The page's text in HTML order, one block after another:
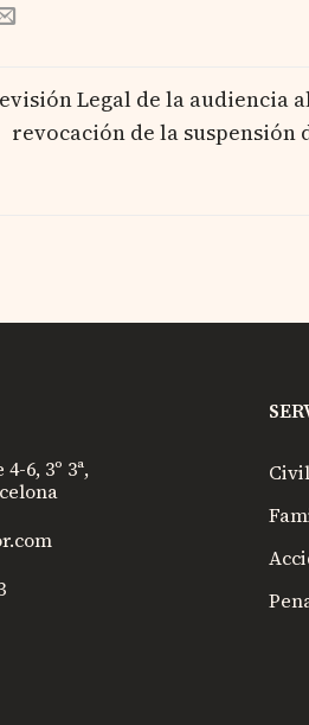
Legal de la audiencia
revocación de la suspensión
6, 3º 3ª,
Civil